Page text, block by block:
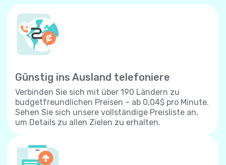
Günstig ins Ausland telefoniere
Verbinden Sie sich mit über 190 Ländern zu
budgetfreundlichen Preisen – ab 0,04$ pro Minute.
Sehen Sie sich unsere vollständige Preisliste an,
um Details zu allen Zielen zu erhalten.